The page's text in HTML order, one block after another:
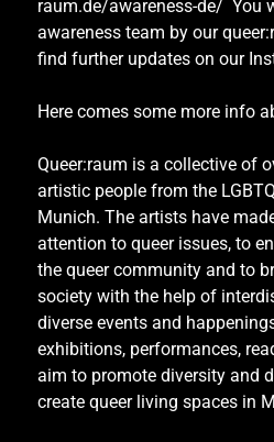
raum.de/awareness-de/ You
awareness team by our
find further updates on our
Here comes some more info
Queer:raum is a collective of
artistic people from the
Munich. The artists have
attention to queer issues, to
the queer community and to
society with the help of
diverse events and
exhibitions, performances,
aim to promote diversity and
create queer living spaces in